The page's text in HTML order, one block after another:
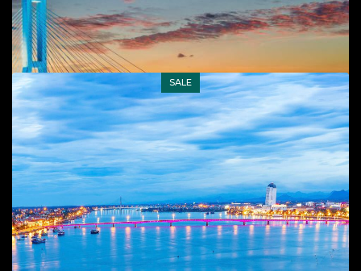
Add to cart
Sông Nhật Lệ
Phong cảnh, T.P Đồng Hới
45$
SALE